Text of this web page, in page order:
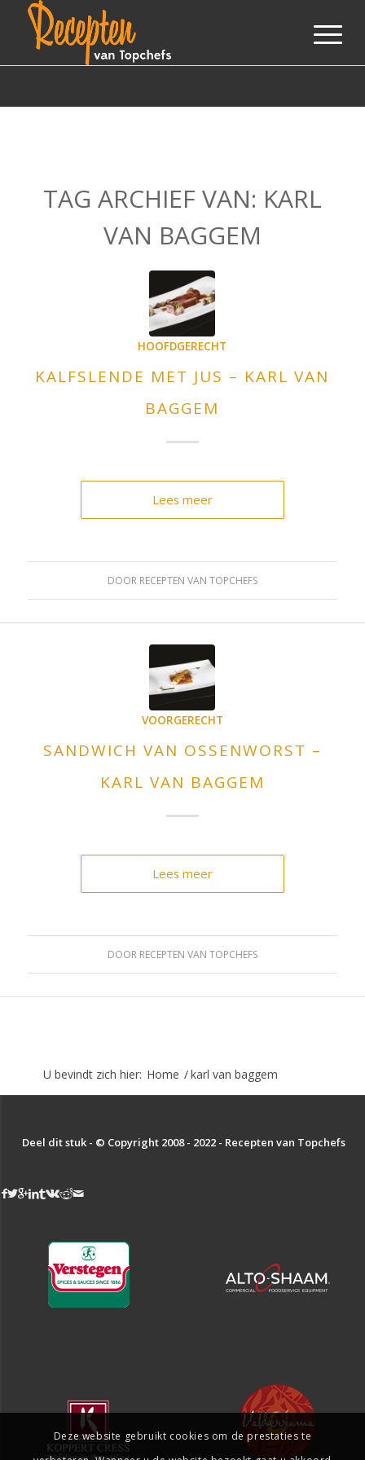
TAG ARCHIEF VAN: KARL
VAN BAGGEM
HOOFDGERECHT
KALFSLENDE MET JUS – KARL VAN
BAGGEM
Lees meer
DOOR RECEPTEN VAN TOPCHEFS
VOORGERECHT
SANDWICH VAN OSSENWORST –
KARL VAN BAGGEM
Lees meer
DOOR RECEPTEN VAN TOPCHEFS
U bevindt zich hier: Home /karl van baggem
Deel dit stuk - © Copyright 2008 - 2022 - Recepten van Topchefs
Deze website gebruikt cookies om de prestaties te